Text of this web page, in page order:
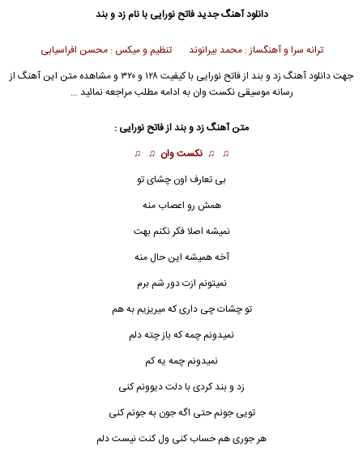
دانلود آهنگ جدیدفاتح نورایی با نام زد و بند
ترانه سرا و آهنگساز : محمد بیرانوند تنظیم و میکس : محسن افراسیابی
جهت دانلود آهنگ زد و بند ازفاتح نورایی
با کیفیت ۱۲۸ و ۳۲۰ و مشاهده متن این آهنگ از
رسانه موسیقی نکست وان به ادامه مطلب مراجعه نمائید …
متن آهنگ زد و بند ازفاتح نورایی :
♫ ♫ نکست وان ♫ ♫
بی تعارف اون چشای تو
همش رو اعصاب منه
نمیشه اصلا فکر نکنم بهت
آخه همیشه این حال منه
نمیتونم ازت دور شم برم
تو چشات چی داری که میریزیم به هم
نمیدونم چمه که باز چته دلم
نمیدونم چمه یه کم
زد و بندکردی با دلت دیوونم کنی
تویی جونم حتی اگه جون به جونم کنی
هر جوری هم حساب کنی ول کنت نیست دلم